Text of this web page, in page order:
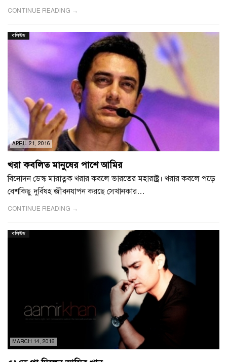
CONTINUE READING →
APRIL 21, 2016
বলিউড
খরা কবলিত মানুষের পাশে আমির
বিনোদন ডেস্ক মারাত্নক খরার কবলে ভারতের মহারাষ্ট্র। খরার কবলে পড়ে
বেশকিছু দুর্বিষহ জীবনযাপন করছে সেখানকার…
CONTINUE READING →
MARCH 14, 2016
বলিউড